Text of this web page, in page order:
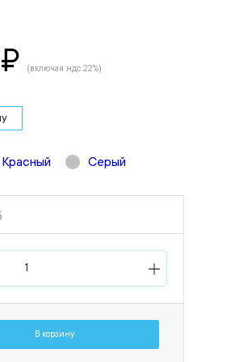
₽ (включая ндс 22%)
Красный Серый
В корзину